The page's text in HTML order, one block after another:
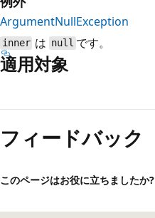
ArgumentNullException
inner は null です。
適用対象
み
取
モ
ド
フィードバック
このページはお役に立ちましたか?